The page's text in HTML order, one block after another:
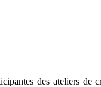
des ateliers de